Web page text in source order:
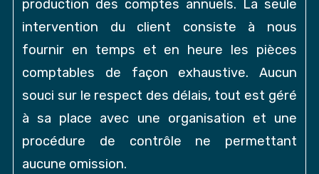
production des comptes annuels. La seule
intervention du client consiste à nous
fournir en temps et en heure les pièces
comptables de façon exhaustive. Aucun
souci sur le respect des délais, tout est géré
à sa place avec une organisation et une
procédure de contrôle ne permettant
aucune omission.